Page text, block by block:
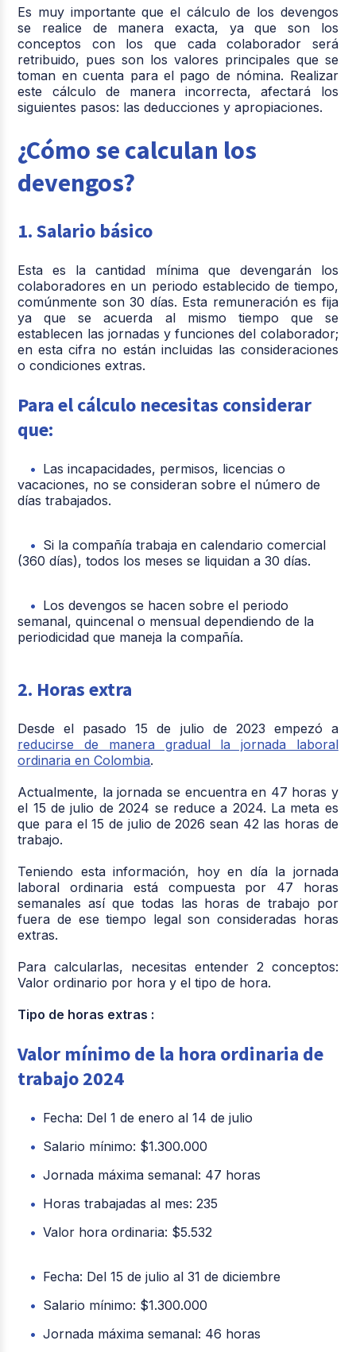
Es muy importante que el cálculo de los devengos
se realice de manera exacta, ya que son los
conceptos con los que cada colaborador será
retribuido, pues son los valores principales que se
toman en cuenta para el pago de nómina. Realizar
este cálculo de manera incorrecta, afectará los
siguientes pasos: las deducciones y apropiaciones.
¿Cómo se calculan los
devengos?
1. Salario básico
Esta es la cantidad mínima que devengarán los
colaboradores en un periodo establecido de tiempo,
comúnmente son 30 días. Esta remuneración es fija
ya que se acuerda al mismo tiempo que se
establecen las jornadas y funciones del colaborador;
en esta cifra no están incluidas las consideraciones
o condiciones extras.
Para el cálculo necesitas considerar
que:
Las incapacidades, permisos, licencias o
vacaciones, no se consideran sobre el número de
días trabajados.
Si la compañía trabaja en calendario comercial
(360 días), todos los meses se liquidan a 30 días.
Los devengos se hacen sobre el periodo
semanal, quincenal o mensual dependiendo de la
periodicidad que maneja la compañía.
2. Horas extra
Desde el pasado 15 de julio de 2023 empezó a
reducirse de manera gradual la jornada laboral
ordinaria en Colombia.
Actualmente, la jornada se encuentra en 47 horas y
el 15 de julio de 2024 se reduce a 2024. La meta es
que para el 15 de julio de 2026 sean 42 las horas de
trabajo.
Teniendo esta información, hoy en día la jornada
laboral ordinaria está compuesta por 47 horas
semanales así que todas las horas de trabajo por
fuera de ese tiempo legal son consideradas horas
extras.
Para calcularlas, necesitas entender 2 conceptos:
Valor ordinario por hora y el tipo de hora.
Tipo de horas extras :
Valor mínimo de la hora ordinaria de
trabajo 2024
Fecha: Del 1 de enero al 14 de julio
Salario mínimo: $1.300.000
Jornada máxima semanal: 47 horas
Horas trabajadas al mes: 235
Valor hora ordinaria: $5.532
Fecha: Del 15 de julio al 31 de diciembre
Salario mínimo: $1.300.000
Jornada máxima semanal: 46 horas